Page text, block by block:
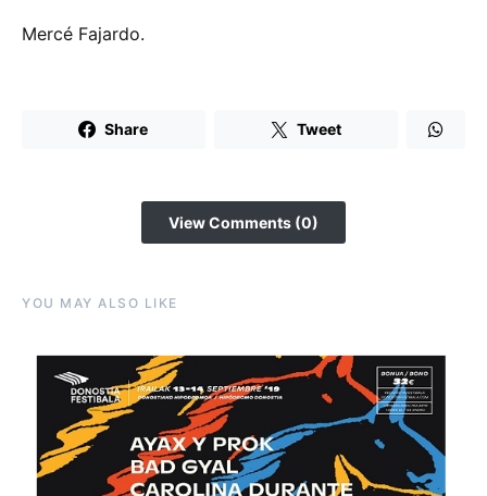
Mercé Fajardo.
Share Tweet
View Comments (0)
YOU MAY ALSO LIKE